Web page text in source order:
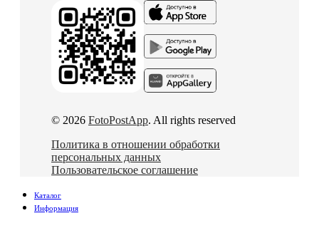
© 2026 FotoPostApp. All rights reserved
Политика в отношении обработки
персональных данных
Пользовательское соглашение
Каталог
Информация